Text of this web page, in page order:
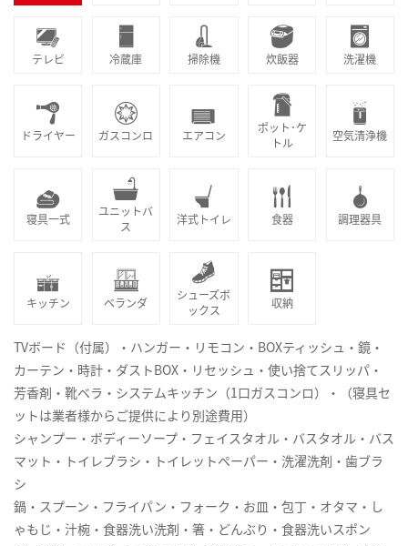
テレビ 冷蔵庫 掃除機 炊飯器 洗濯機
ドライヤー ガスコンロ エアコン
ポット･ケ
トル
空気清浄機
寝具一式
ユニットバ
ス
洋式トイレ 食器 調理器具
キッチン ベランダ
シューズボ
ックス
収納
TVボード（付属）・ハンガー・リモコン・BOXティッシュ・鏡・
カーテン・時計・ダストBOX・リセッシュ・使い捨てスリッパ・
芳香剤・靴ベラ・システムキッチン（1口ガスコンロ）・（寝具セ
ットは業者様からご提供により別途費用）
シャンプー・ボディーソープ・フェイスタオル・バスタオル・バス
マット・トイレブラシ・トイレットペーパー・洗濯洗剤・歯ブラ
シ
鍋・スプーン・フライパン・フォーク・お皿・包丁・オタマ・し
ゃもじ・汁椀・食器洗い洗剤・箸・どんぶり・食器洗いスポン